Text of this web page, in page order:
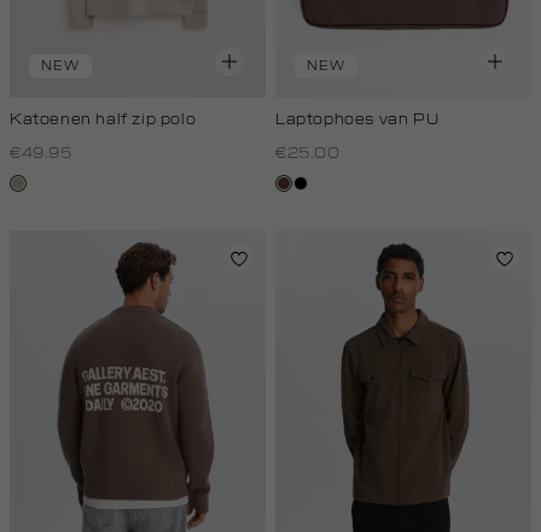
NEW
Katoenen half zip polo
€49.95
kit,
NEW
Laptophoes van PU
€25.00
donkerbruin
zwart